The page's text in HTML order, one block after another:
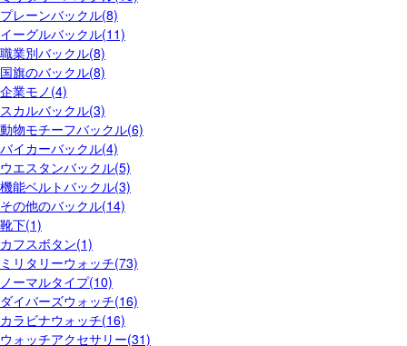
プレーンバックル(8)
イーグルバックル(11)
職業別バックル(8)
国旗のバックル(8)
企業モノ(4)
スカルバックル(3)
動物モチーフバックル(6)
バイカーバックル(4)
ウエスタンバックル(5)
機能ベルトバックル(3)
その他のバックル(14)
靴下(1)
カフスボタン(1)
ミリタリーウォッチ(73)
ノーマルタイプ(10)
ダイバーズウォッチ(16)
カラビナウォッチ(16)
ウォッチアクセサリー(31)